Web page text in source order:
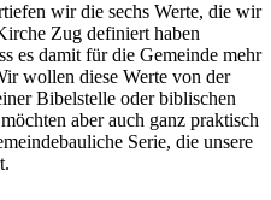
wir die sechs Werte, die wir
Zug definiert haben
es damit für die Gemeinde mehr
wollen diese Werte von der
Bibelstelle oder biblischen
aber auch ganz praktisch
Serie, die unsere